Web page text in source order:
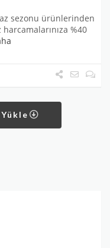
sezonu ürünlerinden
harcamalarınıza %40
Yükle